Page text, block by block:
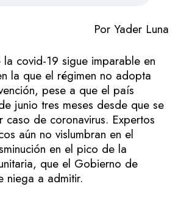
Por Yader Luna
covid-19 sigue imparable en
la que el régimen no adopta
pese a que el país
junio tres meses desde que se
caso de coronavirus. Expertos
aún no vislumbran en el
en el pico de la
que el Gobierno de
niega a admitir.